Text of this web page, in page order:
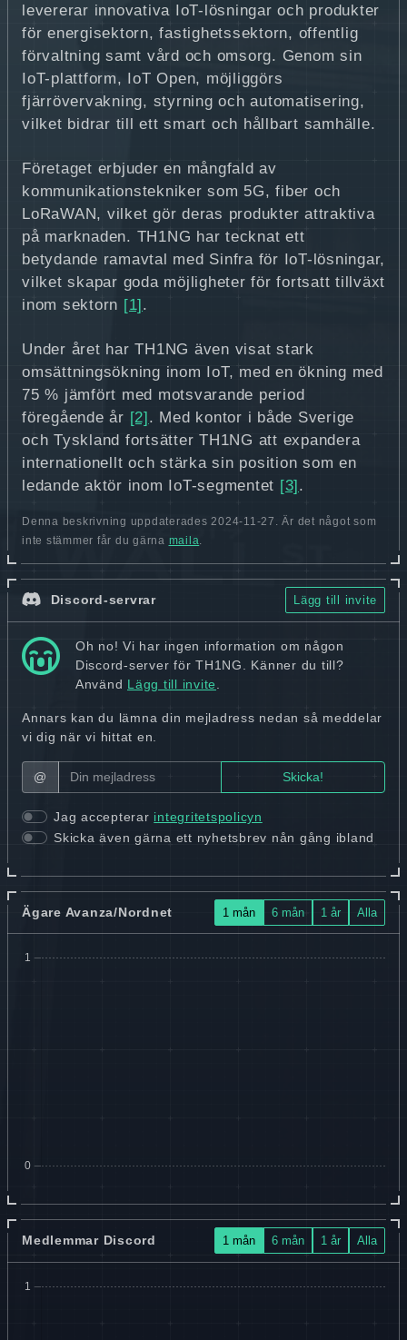
levererar innovativa IoT-lösningar och produkter
för energisektorn, fastighetssektorn, offentlig
förvaltning samt vård och omsorg. Genom sin
IoT-plattform, IoT Open, möjliggörs
fjärrövervakning, styrning och automatisering,
vilket bidrar till ett smart och hållbart samhälle.
Företaget erbjuder en mångfald av
kommunikationstekniker som 5G, fiber och
LoRaWAN, vilket gör deras produkter attraktiva
på marknaden. TH1NG har tecknat ett
betydande ramavtal med Sinfra för IoT-lösningar,
vilket skapar goda möjligheter för fortsatt tillväxt
inom sektorn [1] .
Under året har TH1NG även visat stark
omsättningsökning inom IoT, med en ökning med
75 % jämfört med motsvarande period
föregående år [2] . Med kontor i både Sverige
och Tyskland fortsätter TH1NG att expandera
internationellt och stärka sin position som en
ledande aktör inom IoT-segmentet [3] .
Denna beskrivning uppdaterades 2024-11-27. Är det något som
inte stämmer får du gärna maila.
Discord-servrar Lägg till invite
Oh no! Vi har ingen information om någon
Discord-server för TH1NG. Känner du till?
Använd Lägg till invite
Annars kan du lämna din mejladress nedan så meddelar
vi dig när vi hittat en.
@
Jag accepterar integritetspolicyn
Skicka även gärna ett nyhetsbrev nån gång ibland
Ägare Avanza/Nordnet 1 mån 6 mån 1 år Alla
Medlemmar Discord 1 mån 6 mån 1 år Alla